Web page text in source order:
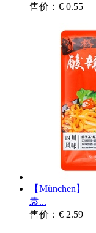
售价：€ 0.55
【München】
袁...
售价：€ 2.59